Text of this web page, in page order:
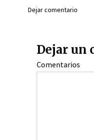
Dejar comentario
Dejar un
Comentarios